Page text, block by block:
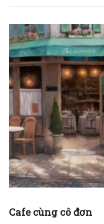
Cafe cùng cô đơn